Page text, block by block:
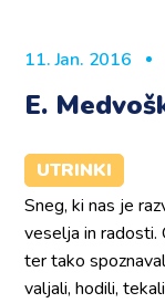
11. Jan. 2016
E.
UTRINKI
Sneg, ki nas je
veselja in radosti.
ter tako
valjali, hodili,